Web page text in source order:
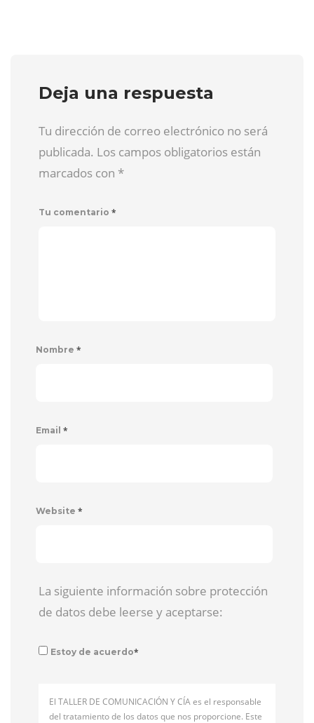
Deja una respuesta
Tu dirección de correo electrónico no será
publicada. Los campos obligatorios están
marcados con *
Tu comentario *
Nombre *
Email *
Website *
La siguiente información sobre protección
de datos debe leerse y aceptarse:
Estoy de acuerdo*
El TALLER DE COMUNICACIÓN Y CÍA es el responsable
del tratamiento de los datos que nos proporcione. Este